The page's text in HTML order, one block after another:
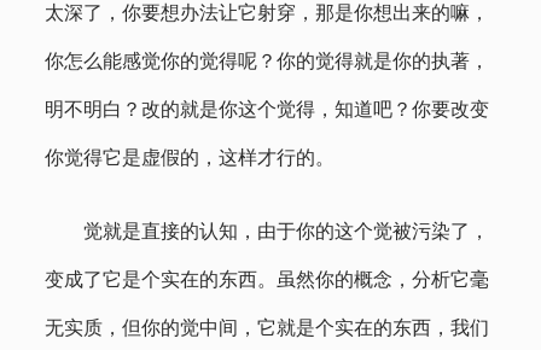
太深了，你要想办法让它射穿，那是你想出来的嘛，
你怎么能感觉你的觉得呢？你的觉得就是你的执著，
明不明白？改的就是你这个觉得，知道吧？你要改变
你觉得它是虚假的，这样才行的。
觉就是直接的认知，由于你的这个觉被污染了，
变成了它是个实在的东西。虽然你的概念，分析它毫
无实质，但你的觉中间，它就是个实在的东西，我们